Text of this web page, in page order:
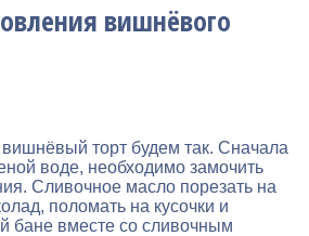
вишнёвого
торт будем так. Сначала
воде, необходимо замочить
Сливочное масло порезать на
поломать на кусочки и
бане вместе со сливочным